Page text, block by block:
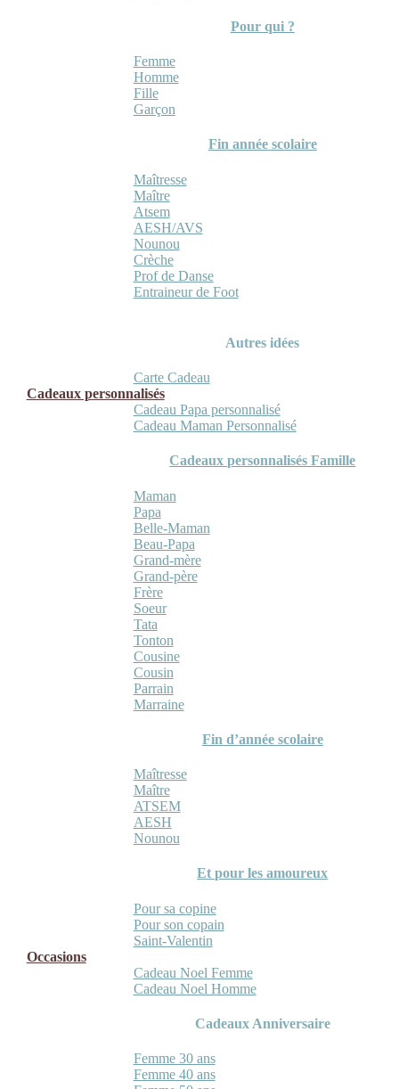
Pour qui ?
Femme
Homme
Fille
Garçon
Fin année scolaire
Maîtresse
Maître
Atsem
AESH/AVS
Nounou
Crèche
Prof de Danse
Entraineur de Foot
Autres idées
Carte Cadeau
Cadeaux personnalisés
Cadeau Papa personnalisé
Cadeau Maman Personnalisé
Cadeaux personnalisés Famille
Maman
Papa
Belle-Maman
Beau-Papa
Grand-mère
Grand-père
Frère
Soeur
Tata
Tonton
Cousine
Cousin
Parrain
Marraine
Fin d’année scolaire
Maîtresse
Maître
ATSEM
AESH
Nounou
Et pour les amoureux
Pour sa copine
Pour son copain
Saint-Valentin
Occasions
Cadeau Noel Femme
Cadeau Noel Homme
Cadeaux Anniversaire
Femme 30 ans
Femme 40 ans